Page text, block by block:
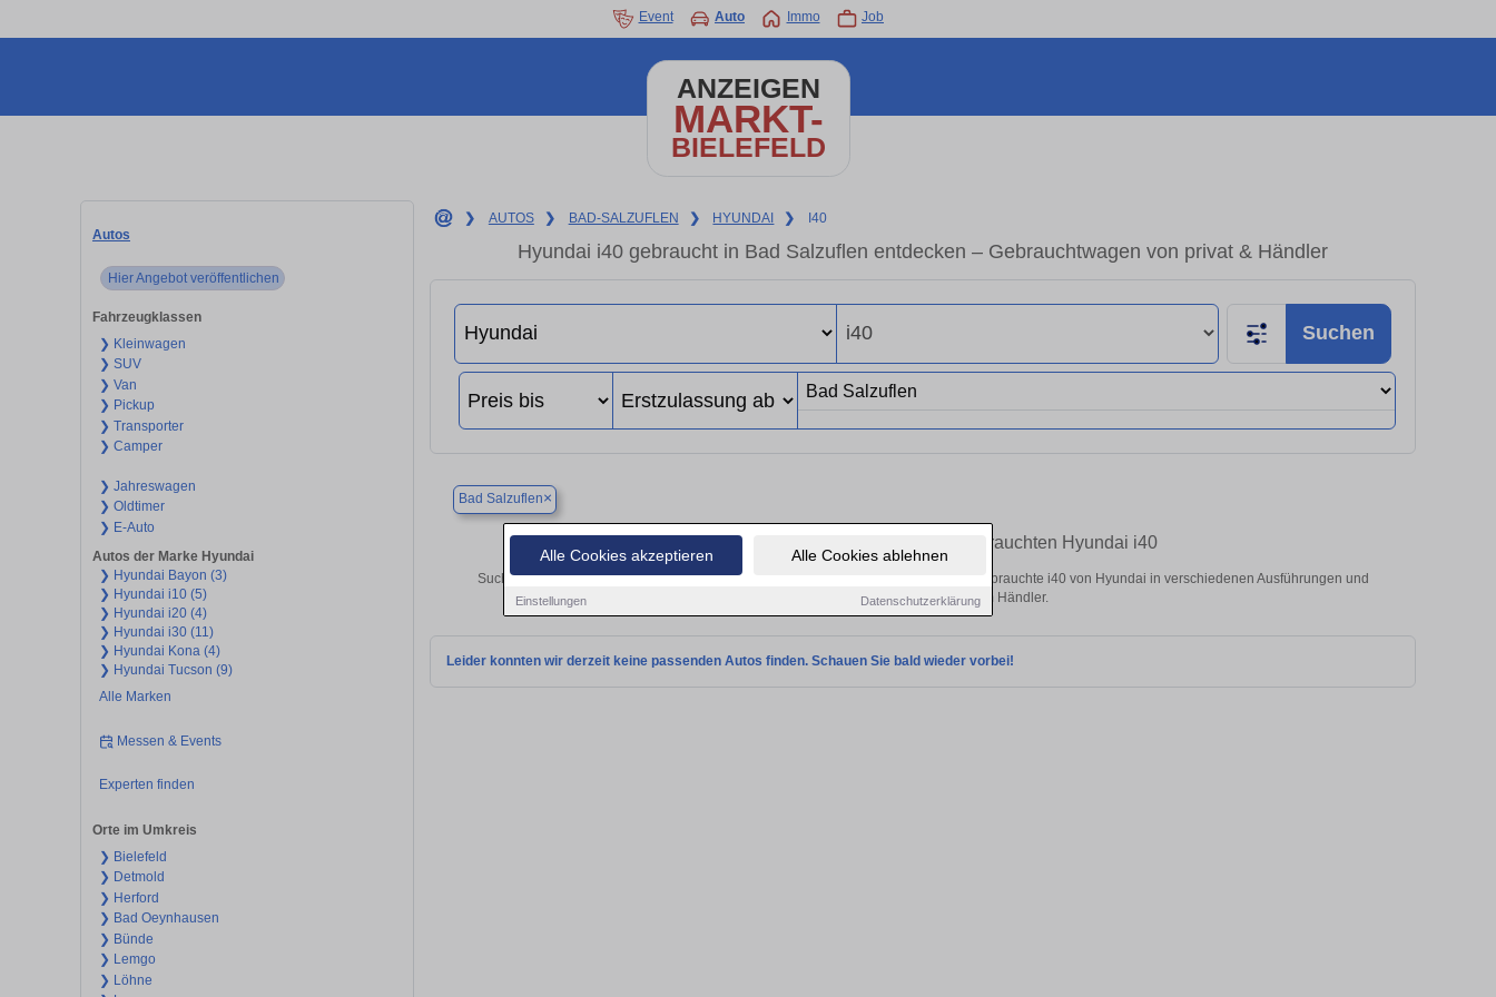
Alle Cookies akzeptieren Alle Cookies ablehnen
Einstellungen Datenschutzerklärung
Event Auto Immo Job
ANZEIGEN
MARKT-
BIELEFELD
Autos
Hier Angebot veröffentlichen
Fahrzeugklassen
❯ Kleinwagen
❯ SUV
❯ Van
❯ Pickup
❯ Transporter
❯ Camper
❯ Jahreswagen
❯ Oldtimer
❯ E-Auto
Autos der Marke Hyundai
❯ Hyundai Bayon (3)
❯ Hyundai i10 (5)
❯ Hyundai i20 (4)
❯ Hyundai i30 (11)
❯ Hyundai Kona (4)
❯ Hyundai Tucson (9)
Alle Marken
Messen & Events
Experten finden
Orte im Umkreis
❯ Bielefeld
❯ Detmold
❯ Herford
❯ Bad Oeynhausen
❯ Bünde
❯ Lemgo
❯ Löhne
❯ AUTOS ❯ BAD-SALZUFLEN ❯ HYUNDAI ❯ I40
Hyundai i40 gebraucht in Bad Salzuflen entdecken – Gebrauchtwagen von privat & Händler
Suchen
Bad Salzuflen×
Finden Sie in Bad Salzuflen Ihren gebrauchten Hyundai i40
Suchen Sie in Bad Salzuflen einen Hyundai i40 Gebrauchtwagen? Entdecken Sie gebrauchte i40 von Hyundai in verschiedenen Ausführungen und
Preisklassen von privat und vom Händler.
Leider konnten wir derzeit keine passenden Autos finden. Schauen Sie bald wieder vorbei!